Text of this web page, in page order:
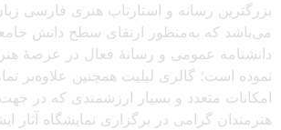
بزرگترین رسانه و استارتاپ هنری فارسی
می‌باشد که به‌منظور ارتقای سطح دانش
دانشنامه عمومی و رسانهٔ فعال در عرصهٔ هنر
نموده است؛ گالری لیلیت همچنین علاوه‌بر
امکانات متعدد و بسیار ارزشمندی که در
هنرمندان گرامی در برگزاری نمایشگاه آثار